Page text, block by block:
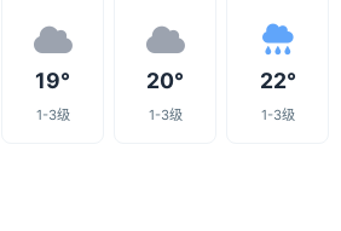
19°
1-3级
20°
1-3级
22°
1-3级